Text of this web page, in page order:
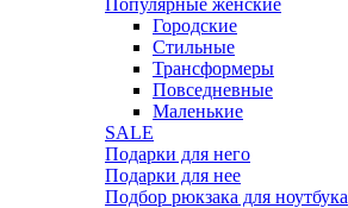
Популярные женские
Городские
Стильные
Трансформеры
Повседневные
Маленькие
SALE
Подарки для него
Подарки для нее
Подбор рюкзака для ноутбука